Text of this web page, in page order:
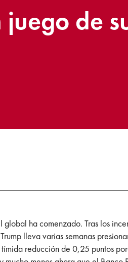
de
global ha comenzado. Tras los
lleva varias semanas
reducción de 0,25 puntos